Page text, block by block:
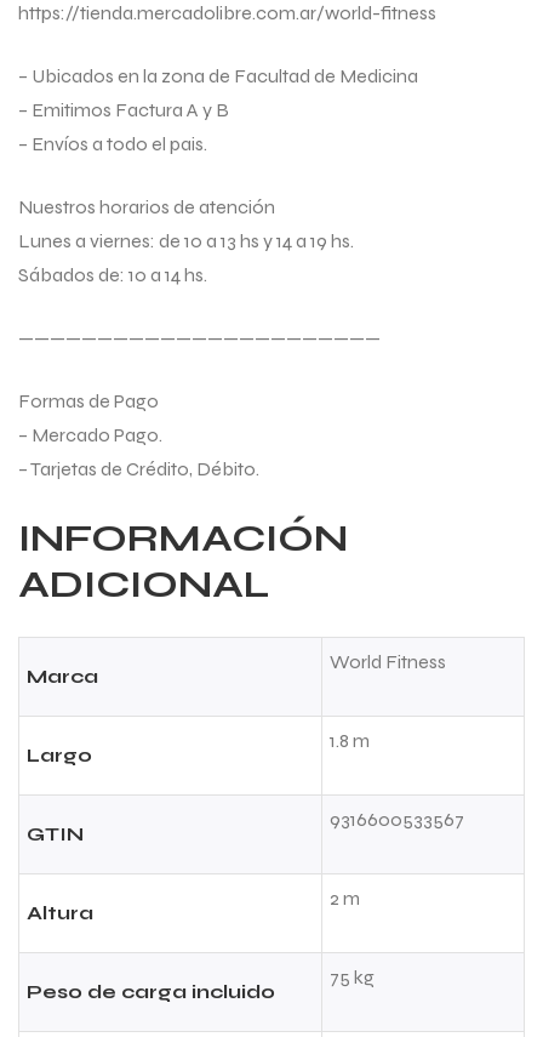
https://tienda.mercadolibre.com.ar/world-fitness
– Ubicados en la zona de Facultad de Medicina
– Emitimos Factura A y B
– Envíos a todo el pais.
Nuestros horarios de atención
Lunes a viernes: de 10 a 13 hs y 14 a 19 hs.
Sábados de: 10 a 14 hs.
———————————————————————
Formas de Pago
– Mercado Pago.
– Tarjetas de Crédito, Débito.
INFORMACIÓN
ADICIONAL
Marca
World Fitness
Largo
1.8 m
GTIN
9316600533567
Altura
2 m
Peso de carga incluido
75 kg